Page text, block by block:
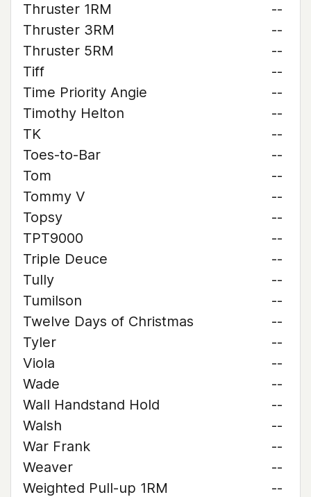
Thruster 1RM
--
Thruster 3RM
--
Thruster 5RM
--
Tiff
--
Time Priority Angie
--
Timothy Helton
--
TK
--
Toes-to-Bar
--
Tom
--
Tommy V
--
Topsy
--
TPT9000
--
Triple Deuce
--
Tully
--
Tumilson
--
Twelve Days of Christmas
--
Tyler
--
Viola
--
Wade
--
Wall Handstand Hold
--
Walsh
--
War Frank
--
Weaver
--
Weighted Pull-up 1RM
--